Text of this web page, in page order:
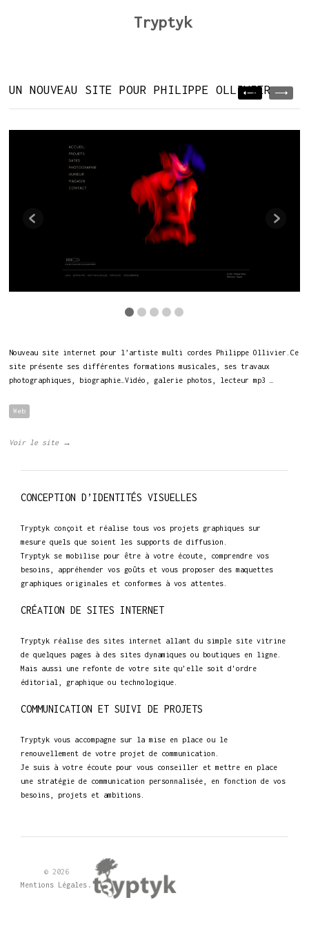
Tryptyk
UN NOUVEAU SITE POUR PHILIPPE OLLIVIER
Nouveau site internet pour l’artiste multi cordes Philippe Ollivier.Ce
site présente ses différentes formations musicales, ses travaux
photographiques, biographie…Vidéo, galerie photos, lecteur mp3 …
Web
Voir le site →
CONCEPTION D’IDENTITÉS VISUELLES
Tryptyk conçoit et réalise tous vos projets graphiques sur
mesure quels que soient les supports de diffusion.
Tryptyk se mobilise pour être à votre écoute, comprendre vos
besoins, appréhender vos goûts et vous proposer des maquettes
graphiques originales et conformes à vos attentes.
CRÉATION DE SITES INTERNET
Tryptyk réalise des sites internet allant du simple site vitrine
de quelques pages à des sites dynamiques ou boutiques en ligne.
Mais aussi une refonte de votre site qu'elle soit d'ordre
éditorial, graphique ou technologique.
COMMUNICATION ET SUIVI DE PROJETS
Tryptyk vous accompagne sur la mise en place ou le
renouvellement de votre projet de communication.
Je suis à votre écoute pour vous conseiller et mettre en place
une stratégie de communication personnalisée, en fonction de vos
besoins, projets et ambitions.
© 2026
Mentions Légales .